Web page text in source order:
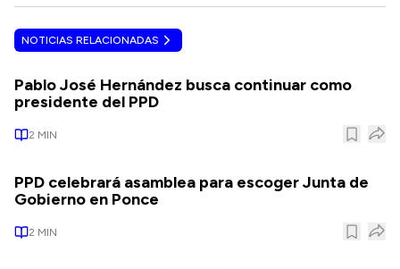
NOTICIAS RELACIONADAS
Pablo José Hernández busca continuar como
presidente del PPD
2 MIN
PPD celebrará asamblea para escoger Junta de
Gobierno en Ponce
2 MIN